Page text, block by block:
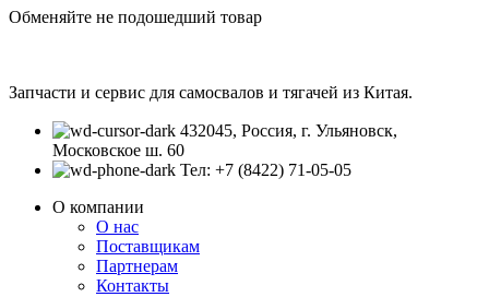
Обменяйте не подошедший товар
Запчасти и сервис для самосвалов и тягачей из Китая.
432045, Россия, г. Ульяновск,
Московское ш. 60
Тел: +7 (8422) 71-05-05
О компании
О нас
Поставщикам
Партнерам
Контакты